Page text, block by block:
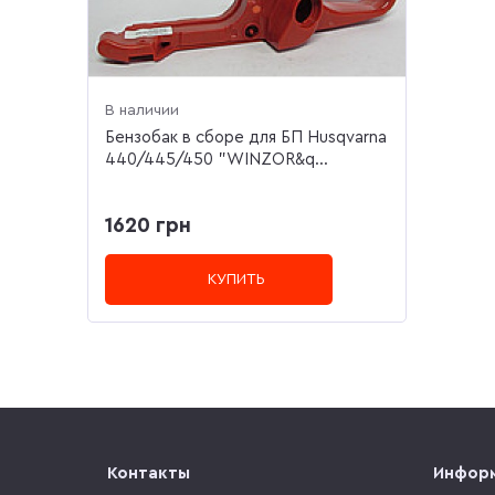
В наличии
Бензобак в сборе для БП Husqvarna
440/445/450 "WINZOR&q...
1620 грн
КУПИТЬ
Контакты